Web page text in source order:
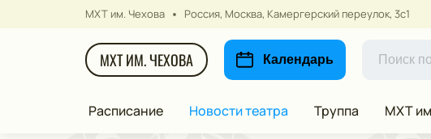
МХТ им. Чехова Россия, Москва, Камергерский переулок, 3с1
МХТ ИМ. ЧЕХОВА Календарь
Расписание Новости театра Труппа МХТ